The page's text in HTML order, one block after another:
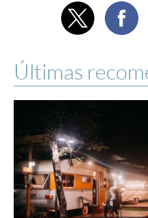
Twitter
Últimas